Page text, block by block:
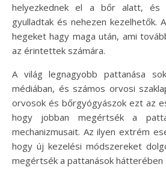
helyezkednek el a bőr alatt, és
gyulladtak és nehezen kezelhetők.
hegeket hagy maga után, ami
az érintettek számára.
A világ legnagyobb pattanása
médiában, és számos orvosi
orvosok és bőrgyógyászok ezt az
hogy jobban megértsék a
mechanizmusait. Az ilyen extrém
hogy új kezelési módszereket
megértsék a pattanások hátterében